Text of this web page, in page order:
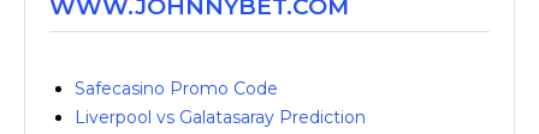
WWW.JOHNNYBET.COM
Safecasino Promo Code
Liverpool vs Galatasaray Prediction